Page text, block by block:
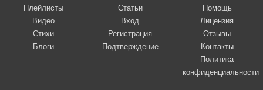
Плейлисты
Видео
Стихи
Блоги
Статьи
Вход
Регистрация
Подтверждение
Помощь
Лицензия
Отзывы
Контакты
Политика
конфиденциальности